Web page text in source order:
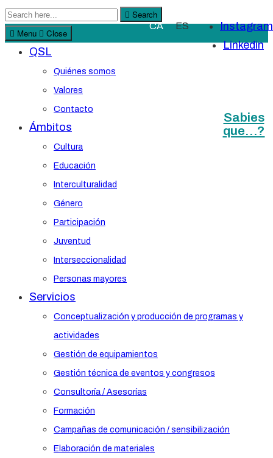
Search
for:
Search
Menu
Close
QSL
Quiénes somos
Valores
Contacto
Ámbitos
Cultura
Educación
Interculturalidad
Género
Participación
Juventud
Interseccionalidad
Personas mayores
Servicios
Conceptualización y producción de programas y
actividades
Gestión de equipamientos
Gestión técnica de eventos y congresos
Consultoría / Asesorías
Formación
Campañas de comunicación / sensibilización
Elaboración de materiales
CA ES
Instagram
Linkedin
Sabies
que…?